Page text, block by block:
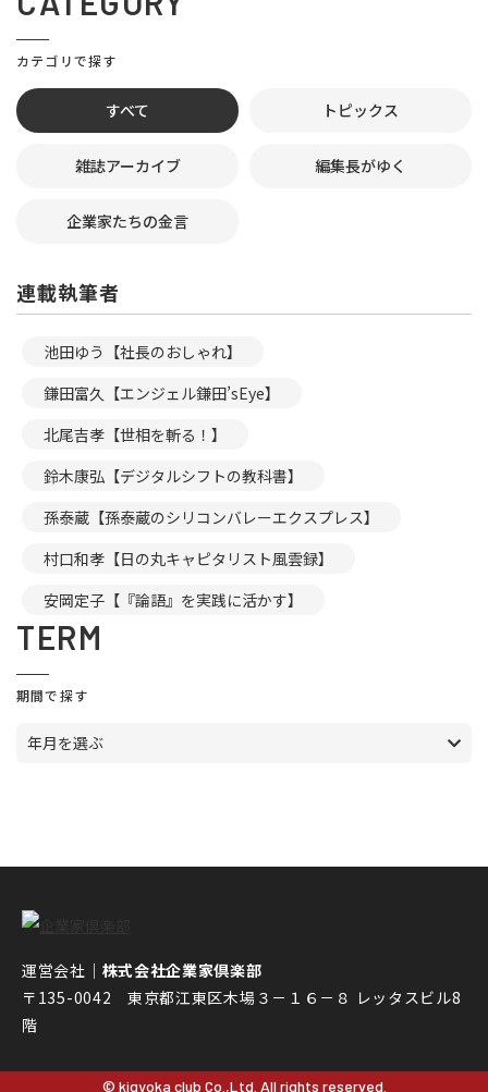
カテゴリで探す
すべて トピックス
雑誌アーカイブ 編集長がゆく
企業家たちの金言
連載執筆者
池田ゆう【社長のおしゃれ】
鎌田富久【エンジェル鎌田’sEye】
北尾吉孝【世相を斬る！】
鈴木康弘【デジタルシフトの教科書】
孫泰蔵【孫泰蔵のシリコンバレーエクスプレス】
村口和孝【日の丸キャピタリスト風雲録】
安岡定子【『論語』を実践に活かす】
TERM
期間で探す
年月を選ぶ
運営会社｜ 株式会社企業家倶楽部
〒135-0042 東京都江東区木場３－１６－８ レッタスビル8
階
© kigyoka club Co.,Ltd. All rights reserved.